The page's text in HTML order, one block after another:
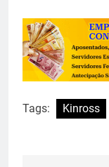
Tags: Kinross